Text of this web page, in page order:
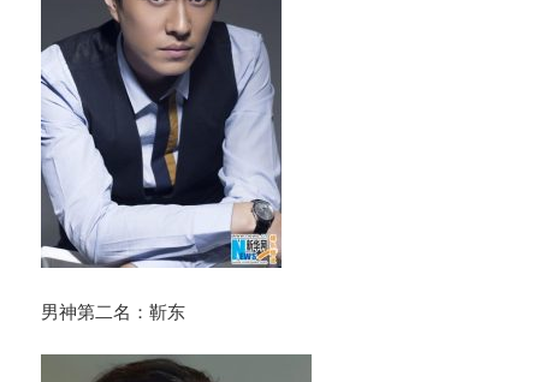
男神第二名：靳东